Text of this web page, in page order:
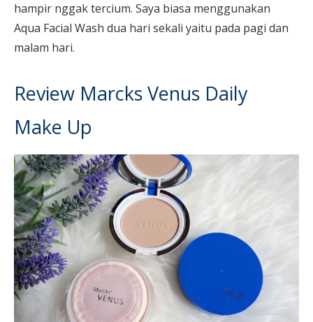
hampir nggak tercium. Saya biasa menggunakan
Aqua Facial Wash dua hari sekali yaitu pada pagi dan
malam hari.
Review Marcks Venus Daily
Make Up